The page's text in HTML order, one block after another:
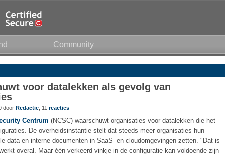
Community
voor datalekken als gevolg van
door Redactie , 11 reacties
Centrum (NCSC) waarschuwt organisaties voor datalekken die het
De overheidsinstantie stelt dat steeds meer organisaties hun
data en interne documenten in SaaS- en cloudomgevingen zetten. "Dat is
overal. Maar één verkeerd vinkje in de configuratie kan voldoende zijn